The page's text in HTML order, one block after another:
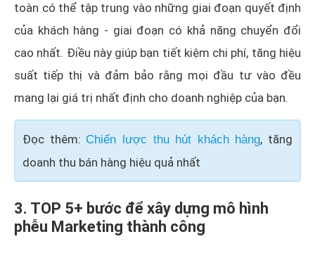
toàn có thể tập trung vào những giai đoạn quyết định
của khách hàng - giai đoạn có khả năng chuyển đổi
cao nhất. Điều này giúp bạn tiết kiệm chi phí, tăng hiệu
suất tiếp thị và đảm bảo rằng mọi đầu tư vào đều
mang lại giá trị nhất định cho doanh nghiệp của bạn.
Đọc thêm: Chiến lược thu hút khách hàng, tăng
doanh thu bán hàng hiệu quả nhất
3. TOP 5+ bước để xây dựng mô hình
phễu Marketing thành công